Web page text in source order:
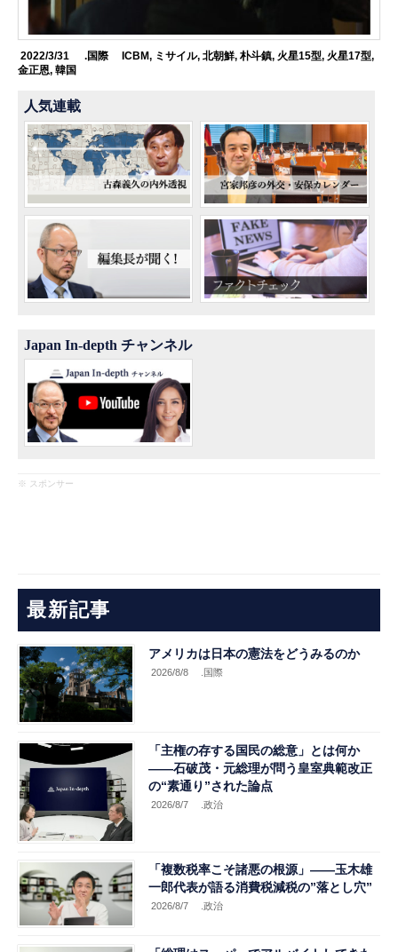
2022/3/31 .国際 ICBM, ミサイル, 北朝鮮, 朴斗鎮, 火星15型, 火星17型,
金正恩,韓国
人気連載
Japan In-depth チャンネル
※ スポンサー
最新記事
アメリカは日本の憲法をどうみるのか
2026/8/8 .国際
「主権の存する国民の総意」とは何か
――石破茂・元総理が問う皇室典範改正
の“素通り”された論点
2026/8/7 .政治
「複数税率こそ諸悪の根源」――玉木雄
一郎代表が語る消費税減税の”落とし穴”
2026/8/7 .政治